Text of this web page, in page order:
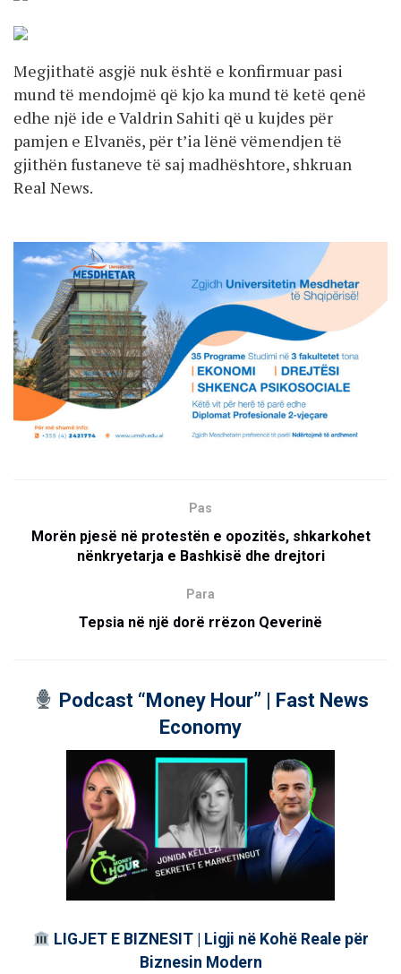
Megjithatë asgjë nuk është e konfirmuar pasi
mund të mendojmë që kjo ka mund të ketë qenë
edhe një ide e Valdrin Sahiti që u kujdes për
pamjen e Elvanës, për t’ia lënë vëmendjen të
gjithën fustaneve të saj madhështore, shkruan
Real News.
Pas
Morën pjesë në protestën e opozitës, shkarkohet
nënkryetarja e Bashkisë dhe drejtori
Para
Tepsia në një dorë rrëzon Qeverinë
Podcast “Money Hour” | Fast News
Economy
LIGJET E BIZNESIT | Ligji në Kohë Reale për
Biznesin Modern